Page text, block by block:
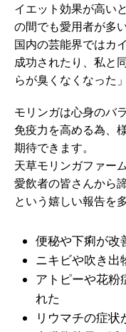
イエット効果が高い
の間でも愛用者が多
国内の芸能界ではカ
成功されたり、私と
らが臭くなくなった
モリンガは心身のバ
免疫力を高める為、
期待できます。
天草モリンガファー
愛飲者の皆さんから
という嬉しい報告を
便秘や下痢が改
ニキビや吹き出
アトピーや花粉
れた
リウマチの症状